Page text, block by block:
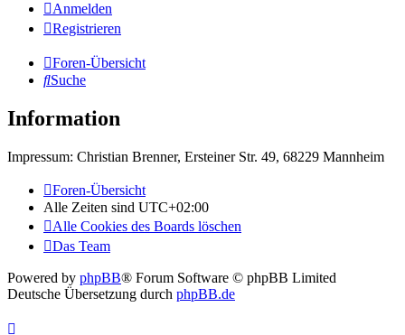
Anmelden
Registrieren
Foren-Übersicht
Suche
Information
Impressum: Christian Brenner, Ersteiner Str. 49, 68229 Mannheim
Foren-Übersicht
Alle Zeiten sind UTC+02:00
Alle Cookies des Boards löschen
Das Team
Powered by phpBB® Forum Software © phpBB Limited
Deutsche Übersetzung durch phpBB.de